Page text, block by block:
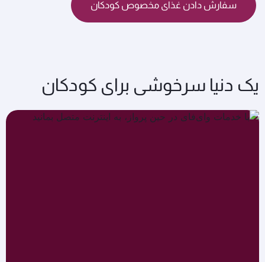
سفارش دادن غذای مخصوص کودکان
یک دنیا سرخوشی برای کودکان